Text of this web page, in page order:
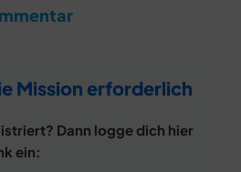
Mission erforderlich
Dann logge dich hier
ein: